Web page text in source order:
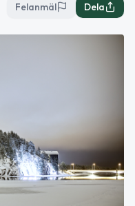
Felanmäl Dela